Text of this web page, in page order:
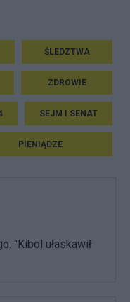
ŚLEDZTWA
ZDROWIE
SEJM I SENAT
PIENIĄDZE
"Kibol ułaskawił